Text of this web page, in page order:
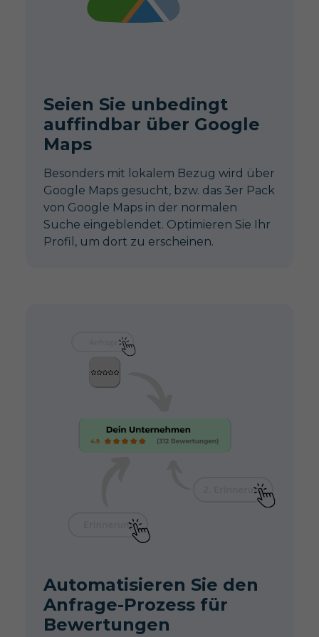
Seien Sie unbedingt
auffindbar über Google
Maps
Besonders mit lokalem Bezug wird über
Google Maps gesucht, bzw. das 3er Pack
von Google Maps in der normalen
Suche eingeblendet. Optimieren Sie Ihr
Profil, um dort zu erscheinen.
Automatisieren Sie den
Anfrage-Prozess für
Bewertungen